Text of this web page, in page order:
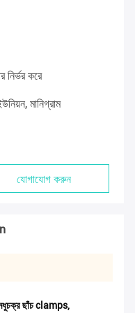
করে
মানিগ্রাম
যোগাযোগ করুন
মধুচক্র ছাঁচ clamps,